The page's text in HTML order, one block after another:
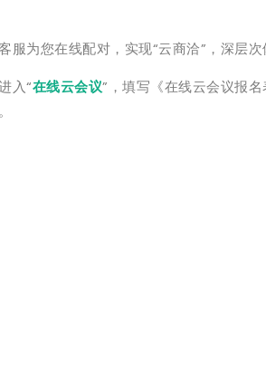
为您在线配对，实现“云商洽”，深层次
入“在线云会议”，填写《在线云会议报